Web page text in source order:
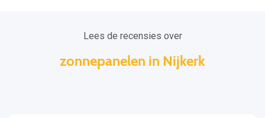
Lees de recensies over
zonnepanelen in Nijkerk